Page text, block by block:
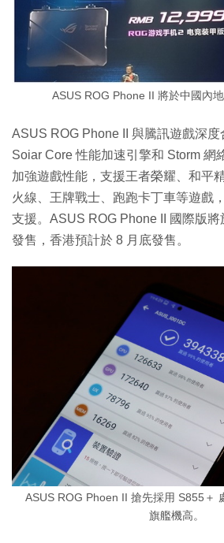
ASUS ROG Phone II 將於中國內地
ASUS ROG Phone II 與騰訊遊戲深度
Soiar Core 性能加速引擎和 Storm 網
加強遊戲性能，支援王者榮耀、和平
火線、王牌戰士、跑跑卡丁車等遊戲
支援。ASUS ROG Phone II 國際版
發售，香港預計於 8 月底發售。
ASUS ROG Phoen II 搶先採用 S855＋
旗艦機高。